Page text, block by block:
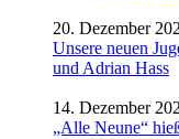
20. Dezember
Unsere neuen
und Adrian Hass
14. Dezember
„Alle Neune“